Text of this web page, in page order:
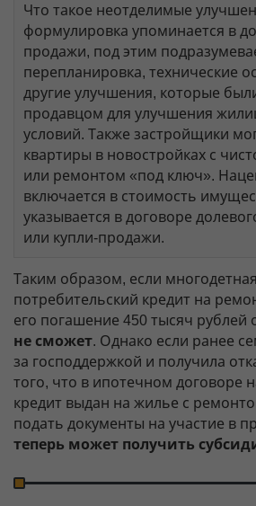
Что такое неотделимые
формулировка упоминается в
продажи, под этим
перепланировка, технические
другие улучшения, которые
продавцом для улучшения
условий. Также застройщики
квартиры в новостройках с
или ремонтом «под ключ».
включается в стоимость
указывается в договоре
или купли-продажи.
Таким образом, если
потребительский кредит на
его погашение 450 тысяч рублей
не сможет. Однако если ранее
за господдержкой и получила
того, что в ипотечном договоре
кредит выдан на жилье с
подать документы на участие в
теперь может получить